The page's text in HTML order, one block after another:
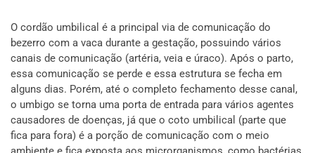
O cordão umbilical é a principal via de comunicação do
bezerro com a vaca durante a gestação, possuindo vários
canais de comunicação (artéria, veia e úraco). Após o parto,
essa comunicação se perde e essa estrutura se fecha em
alguns dias. Porém, até o completo fechamento desse canal,
o umbigo se torna uma porta de entrada para vários agentes
causadores de doenças, já que o coto umbilical (parte que
fica para fora) é a porção de comunicação com o meio